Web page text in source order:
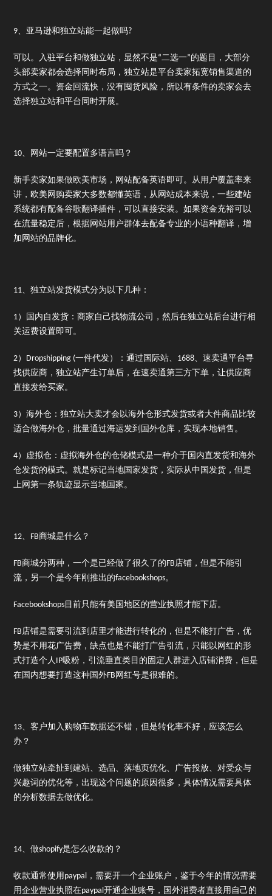
9、亚马逊和独立站能一起做吗?
可以。入驻平台和做独立站，显然不是“二选一”的题目，大部分
头部卖家都会选择同时布局，独立站是平台卖家拓宽销售渠道的
方式之一。资金回流快，没有囤货风险，所以有条件的卖家会去
选择独立站和平台同时开展。
10、网站一定要配置多语言吗？
新手卖家如果做欧美市场，网站配备英语即可。从用户覆盖率来
讲，欧美网购卖家大多数都懂英语，从网站成本来说，一些建站
系统都有配备谷歌翻译插件，可以直接安装。如果资金充裕可以
在流量稳定后，根据网站用户群体去配备专业的小语种翻译，增
加网站的品牌化。
11、独立站发货模式分为以下几种：
1）国内自发货：商家自己找物流公司，然后在独立站后台进行相
关运费设置即可。
2）Dropshipping (一件代发）：通过国际站、1688、速卖通平台寻
找供应商，独立站产生订单后，在速卖通第三方下单，让供应商
直接发给买家。
3）海外仓：独立站大卖才会以海外仓形式发货或者大件商品比较
适合做海外仓，批量通过海运发到国外仓库，实现本地销售。
4）虚拟仓：虚拟海外仓的仓储模式是一种介于国内直发货和海外
仓发货的模式。就是标记当地国家发货，实际从中国发货，但是
上网第一条轨迹显示当地国家。
12、FB商城是什么？
FB商城分两种，一个是已经做了很久了的FB店铺，但是不能引
流，另一个是今年刚推出的facebookshops。
Facebookshops目前只能有美国地区的营业执照才能下店。
FB店铺是需要引流到店里才能进行转化的，但是不能打广告，优
势是不用花广告费，缺点也是不能打广告引流，只能以网红的形
式打造个人IP吸粉，引流垂直类目的固定人群进入店铺消费，但是
在国内想要打造这种国外FB网红号是很难的。
13、客户加入购物车数据还不错，但是转化率不好，应该怎么
办？
做独立站牵扯到建站、选品、落地页优化、广告投放、对受众与
兴趣词的优化等，出现这个问题的原因很多，具体情况需要具体
的分析数据去做优化。
14、做shopify是怎么收款的？
收款通常使用paypal，需要开一个企业账户，鉴于今年的情况需要
用企业营业执照在paypal开通企业账号，国外消费者直接用自己的